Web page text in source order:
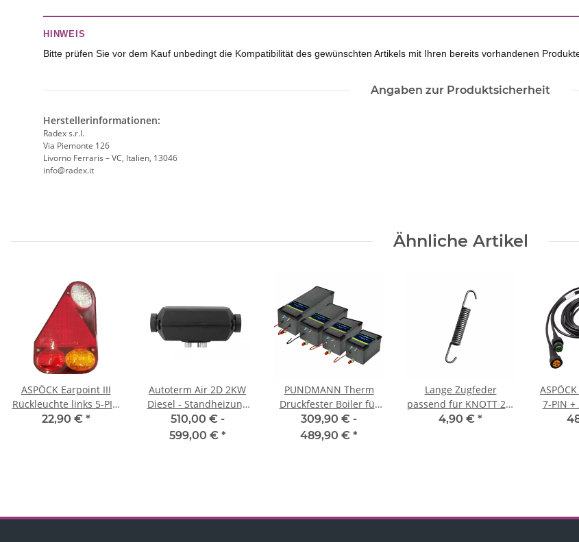
HINWEIS
Bitte prüfen Sie vor dem Kauf unbedingt die Kompatibilität des gewünschten Artikels mit Ihren bereits vorhandenen
Angaben zur Produktsicherheit
Herstellerinformationen:
Radex s.r.l.
Via Piemonte 126
Livorno Ferraris – VC, Italien, 13046
info@radex.it
Ähnliche Artikel
ASPÖCK Earpoint III
Rückleuchte links 5-PIN
mit Rückfahrlicht
22,90 € *
Autoterm Air 2D 2KW
Diesel - Standheizung
(ehem. Planar 2D)
510,00 € -
599,00 € *
PUNDMANN Therm
Druckfester Boiler für
Warmwasseraufbereitung
309,90 € -
489,90 € *
Lange Zugfeder
passend für KNOTT 20-
2425/1 20-964/1
4,90 € *
7-PIN